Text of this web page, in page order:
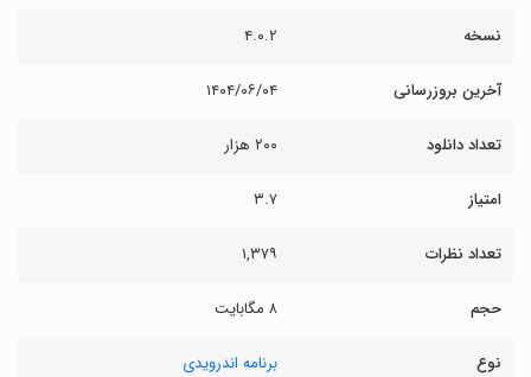
نسخه ۴.۰.۲
آخرین بروزرسانی ۱۴۰۴/۰۶/۰۴
تعداد دانلود ۲۰۰ هزار
امتیاز ۳.۷
تعداد نظرات ۱,۳۷۹
حجم ۸ مگابایت
نوع برنامه اندرویدی